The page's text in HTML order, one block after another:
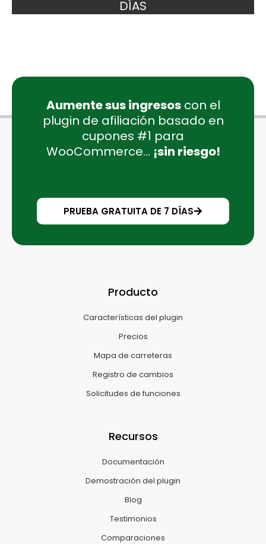
DÍAS
Aumente sus ingresoscon el
plugin de afiliación basado en
cupones #1 para
WooCommerce... ¡sin riesgo!
PRUEBA GRATUITA DE 7 DÍAS
Producto
Características del plugin
Precios
Mapa de carreteras
Registro de cambios
Solicitudes de funciones
Recursos
Documentación
Demostración del plugin
Blog
Testimonios
Comparaciones